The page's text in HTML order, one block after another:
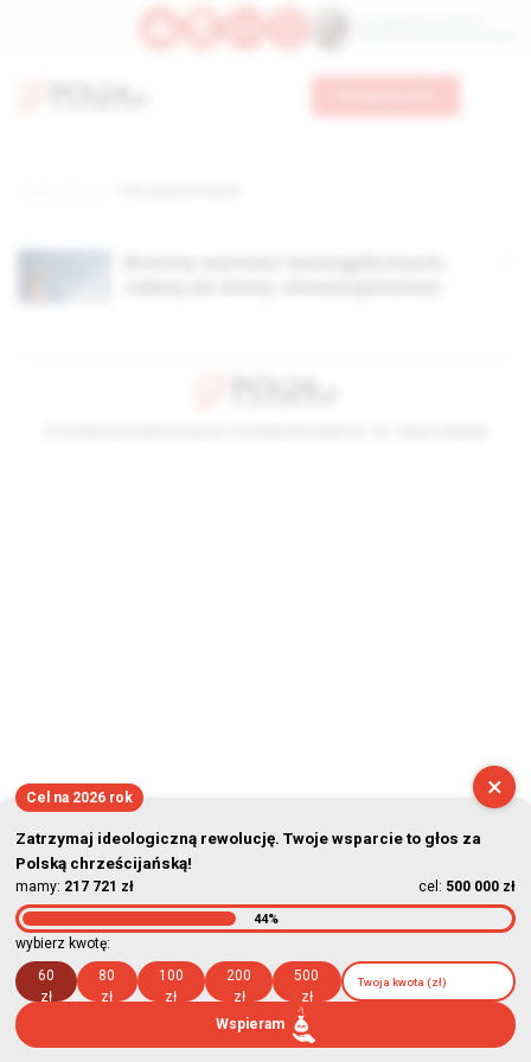
×
Cel na 2026 rok
Zatrzymaj ideologiczną rewolucję. Twoje wsparcie to głos za
Polską chrześcijańską!
mamy: 217 721 zł cel: 500 000 zł
44%
wybierz kwotę:
60
zł
80
zł
100
zł
200
zł
500
zł
Wspieram